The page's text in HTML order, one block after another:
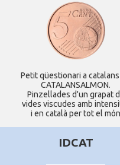
Petit qüestionari a
CATALANSALMON.
Pinzellades d'un grapat
vides viscudes amb
i en català per tot el món
IDCAT